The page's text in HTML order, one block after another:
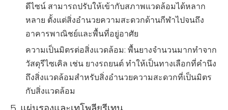
ดีไซน์ สามารถปรับให้เข้ากับสภาพแวดล้อมได้หลาก
หลาย ตั้งแต่สิ่งอำนวยความสะดวกด้านกีฬาไปจนถึง
อาคารพาณิชย์และพื้นที่อยู่อาศัย
ความเป็นมิตรต่อสิ่งแวดล้อม: พื้นยางจำนวนมากทำจาก
วัสดุรีไซเคิล เช่น ยางรถยนต์ ทำให้เป็นทางเลือกที่คำนึง
ถึงสิ่งแวดล้อมสำหรับสิ่งอำนวยความสะดวกที่เป็นมิตร
กับสิ่งแวดล้อม